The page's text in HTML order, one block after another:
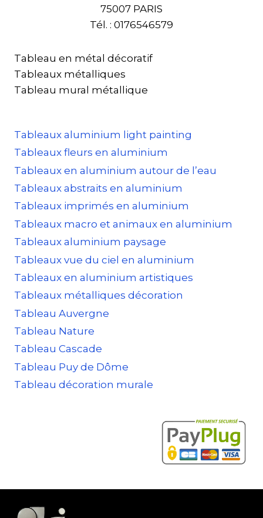
75007 PARIS
Tél. : 0176546579
Tableau en métal décoratif
Tableaux métalliques
Tableau mural métallique
Tableaux aluminium light painting
Tableaux fleurs en aluminium
Tableaux en aluminium autour de l’eau
Tableaux abstraits en aluminium
Tableaux imprimés en aluminium
Tableaux macro et animaux en aluminium
Tableaux aluminium paysage
Tableaux vue du ciel en aluminium
Tableaux en aluminium artistiques
Tableaux métalliques décoration
Tableau Auvergne
Tableau Nature
Tableau Cascade
Tableau Puy de Dôme
Tableau décoration murale